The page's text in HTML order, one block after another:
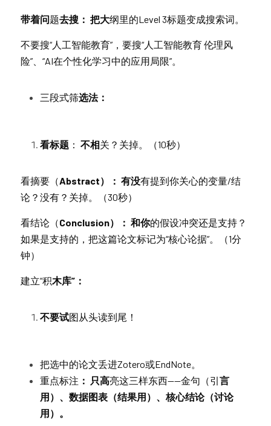
带着问题去搜： 把大纲里的Level 3标题变成搜索词。
不要搜“人工智能教育”，要搜“人工智能教育 伦理风
险”、“AI在个性化学习中的应用局限”。
三段式筛选法：
看标题 ： 不相关？关掉。（10秒）
看摘要（Abstract）： 有没有提到你关心的变量/结
论？没有？关掉。（30秒）
看结论（Conclusion）： 和你的假设冲突还是支持？
如果是支持的，把这篇论文标记为“核心论据”。（1分
钟）
建立“积木库”：
不要试图从头读到尾！
把选中的论文丢进Zotero或EndNote。
重点标注 ： 只高亮这三样东西——金句（引言
用）、数据图表（结果用）、核心结论（讨论
用）。